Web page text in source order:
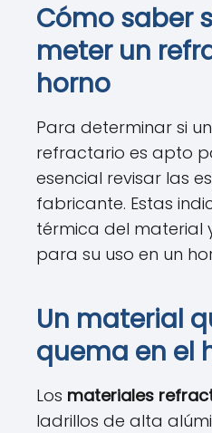
Cómo saber
meter un
horno
Para determinar si
refractario es apto
esencial revisar las
fabricante. Estas
térmica del material
para su uso en un
Un material
quema en el
Los materiales
ladrillos de alta